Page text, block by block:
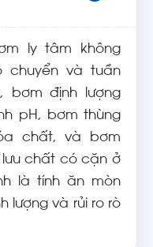
ly tâm không
chuyển và tuần
bơm định lượng
pH, bơm thùng
chất, và bơm
lưu chất có cặn ở
là tính ăn mòn
lượng và rủi ro rò